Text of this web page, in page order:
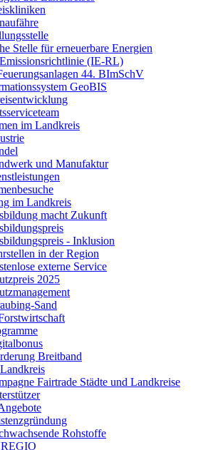
Stelle für erneuerbare Energien
(IE-RL)
44. BImSchV
GeoBIS
im Landkreis
und Manufaktur
im Landkreis
macht Zukunft
- Inklusion
in der Region
externe Service
2025
Sand
Breitband
Fairtrade Städte und Landkreise
Rohstoffe